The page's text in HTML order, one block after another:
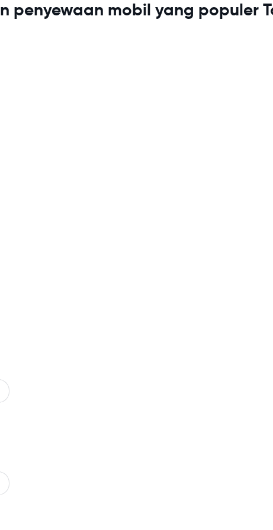
penyewaan mobil yang populer